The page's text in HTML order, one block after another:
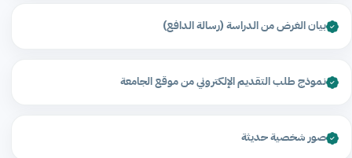
بيان الغرض من الدراسة (رسالة الدافع)
نموذج طلب التقديم الإلكتروني من موقع الجامعة
صور شخصية حديثة